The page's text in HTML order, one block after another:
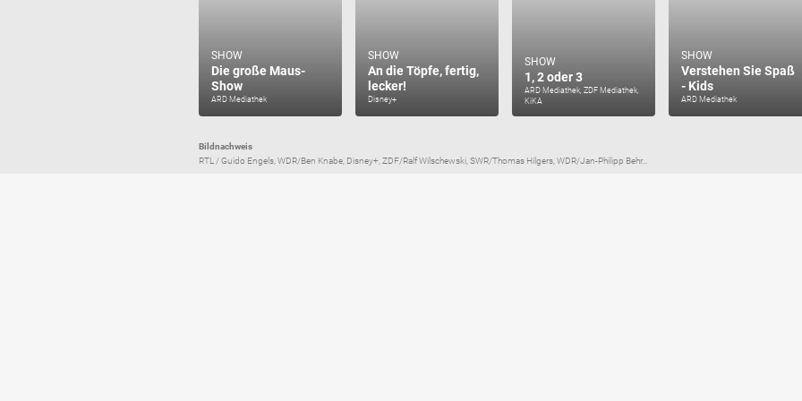
SHOW
Die große Maus-
Show
ARD Mediathek
SHOW
An die Töpfe, fertig,
lecker!
Disney+
SHOW
1, 2 oder 3
ARD Mediathek, ZDF Mediathek,
KiKA
SHOW
Verstehen Sie Spaß
- Kids
ARD Mediathek
Bildnachweis
RTL / Guido Engels, WDR/Ben Knabe, Disney+, ZDF/Ralf Wilschewski, SWR/Thomas Hilgers, WDR/Jan-Philipp Behr...